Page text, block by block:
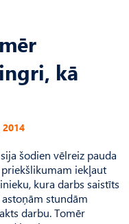
kā
2014
šodien vēlreiz pauda
iekļaut
kura darbs saistīts
stundām
darbu. Tomēr